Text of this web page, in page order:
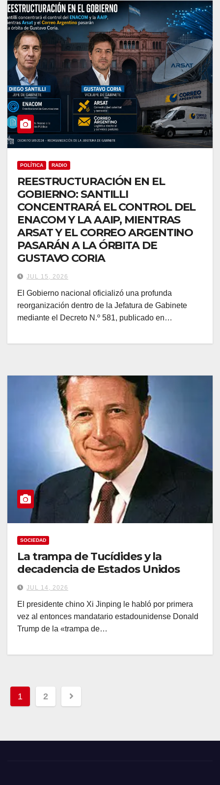
POLÍTICA RADIO
REESTRUCTURACIÓN EN EL
GOBIERNO: SANTILLI
CONCENTRARÁ EL CONTROL DEL
ENACOM Y LA AAIP, MIENTRAS
ARSAT Y EL CORREO ARGENTINO
PASARÁN A LA ÓRBITA DE
GUSTAVO CORIA
JUL 15, 2026
El Gobierno nacional oficializó una profunda
reorganización dentro de la Jefatura de Gabinete
mediante el Decreto N.º 581, publicado en…
SOCIEDAD
La trampa de Tucídides y la
decadencia de Estados Unidos
JUL 14, 2026
El presidente chino Xi Jinping le habló por primera
vez al entonces mandatario estadounidense Donald
Trump de la «trampa de…
Paginación
entradas
1 2